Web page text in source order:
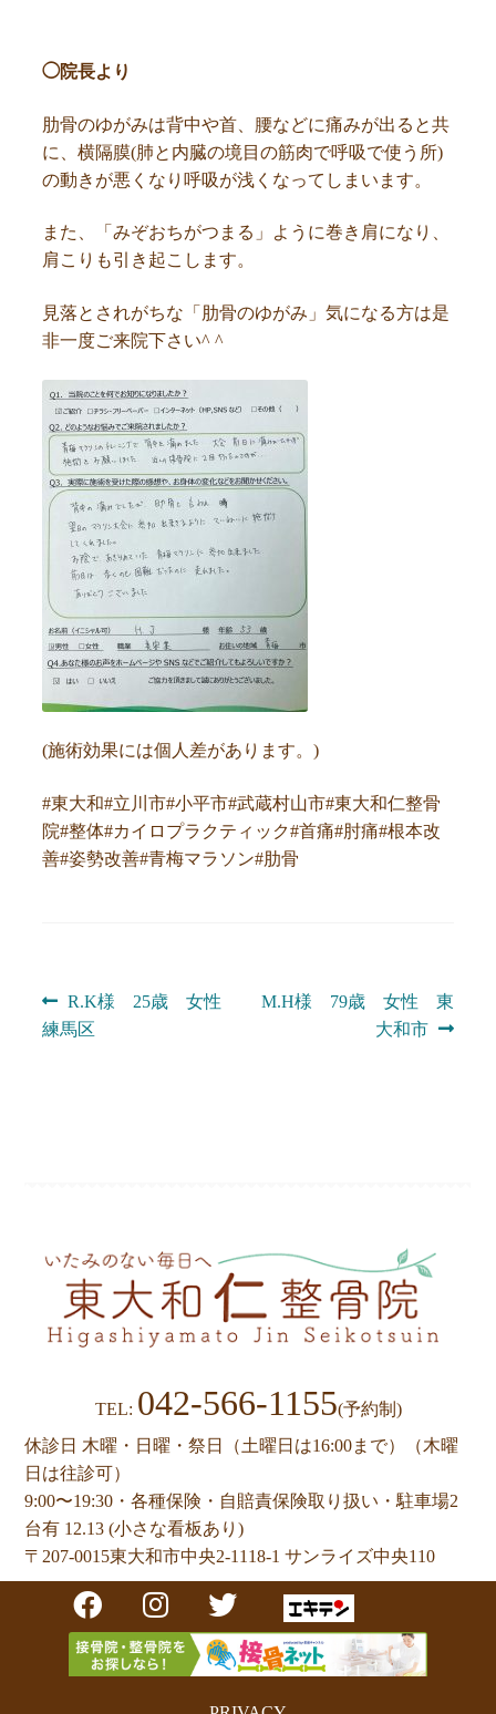
◯院長より
肋骨のゆがみは背中や首、腰などに痛みが出ると共
に、横隔膜(肺と内臓の境目の筋肉で呼吸で使う所)
の動きが悪くなり呼吸が浅くなってしまいます。
また、「みぞおちがつまる」ように巻き肩になり、
肩こりも引き起こします。
見落とされがちな「肋骨のゆがみ」気になる方は是
非一度ご来院下さい^ ^
(施術効果には個人差があります。)
#東大和#立川市#小平市#武蔵村山市#東大和仁整骨
院#整体#カイロプラクティック#首痛#肘痛#根本改
善#姿勢改善#青梅マラソン#肋骨
投
稿
シ
ョ
ン
前
の
R.K様 25歳 女性
練馬区
次
M.H様 79歳 女性 東
大和市
TEL: 042-566-1155(予約制)
休診日 木曜・日曜・祭日（土曜日は16:00まで）（木曜
日は往診可）
9:00〜19:30・各種保険・自賠責保険取り扱い・駐車場2
台有 12.13 (小さな看板あり)
〒207-0015東大和市中央2-1118-1 サンライズ中央110